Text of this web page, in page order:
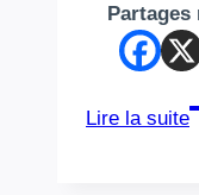
Partages
Lire la suite